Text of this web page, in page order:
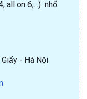
all on 6,...) nhổ
- Hà Nội